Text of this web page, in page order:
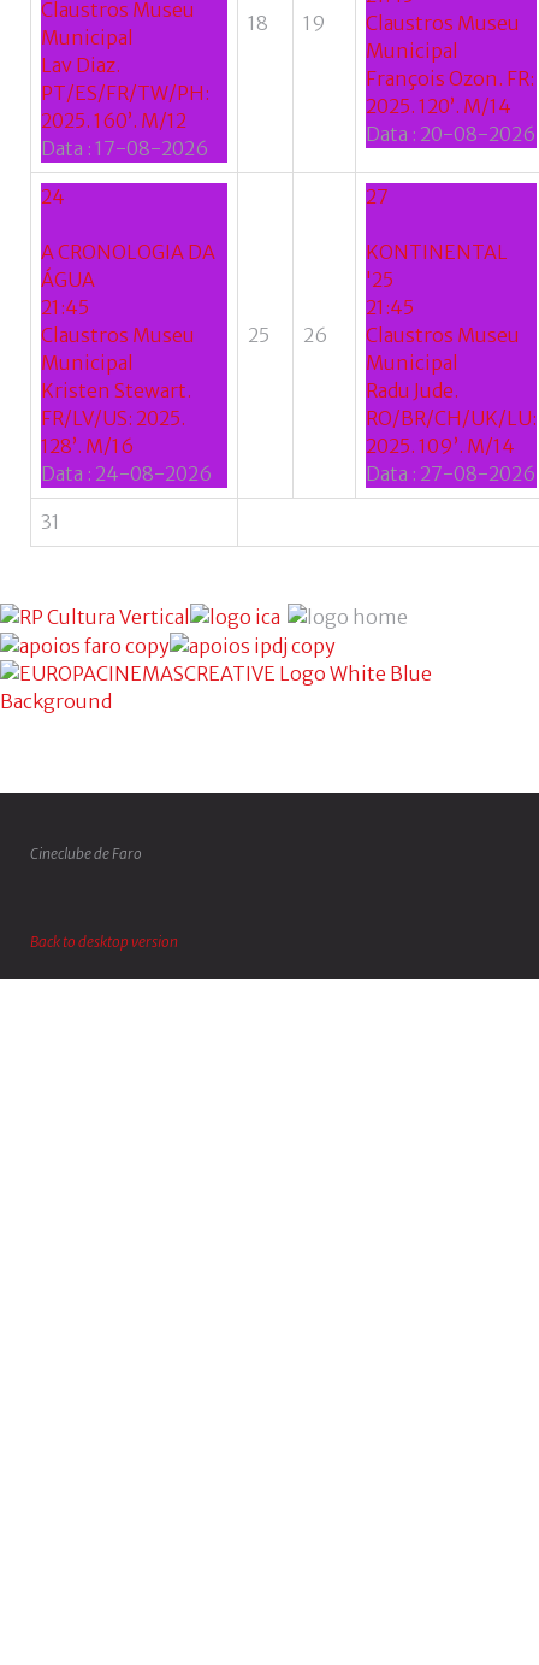
Claustros Museu
Municipal
Lav Diaz.
PT/ES/FR/TW/PH:
2025. 160’. M/12
Data : 17-08-2026
18 19
Claustros Museu
Municipal
François Ozon. FR:
2025. 120’. M/14
Data : 20-08-2026
24
A CRONOLOGIA DA
ÁGUA
21:45
Claustros Museu
Municipal
Kristen Stewart.
FR/LV/US: 2025.
128’. M/16
Data : 24-08-2026
25 26
27
KONTINENTAL
'25
21:45
Claustros Museu
Municipal
Radu Jude.
RO/BR/CH/UK/LU:
2025. 109’. M/14
Data : 27-08-2026
31
Cineclube de Faro
Back to desktop version